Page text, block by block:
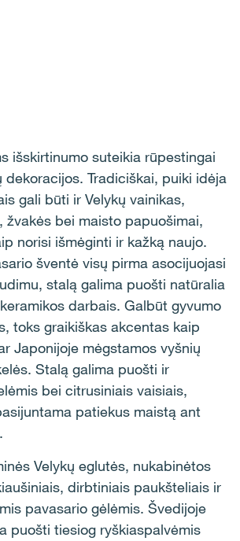
išskirtinumo suteikia rūpestingai
dekoracijos. Tradiciškai, puiki idėja
gali būti ir Velykų vainikas,
žvakės bei maisto papuošimai,
norisi išmėginti ir kažką naujo.
šventė visų pirma asocijuojasi
stalą galima puošti natūralia
darbais. Galbūt gyvumo
toks graikiškas akcentas kaip
Japonijoje mėgstamos vyšnių
Stalą galima puošti ir
bei citrusiniais vaisiais,
patiekus maistą ant
Velykų eglutės, nukabinėtos
dirbtiniais paukšteliais ir
pavasario gėlėmis. Švedijoje
puošti tiesiog ryškiaspalvėmis